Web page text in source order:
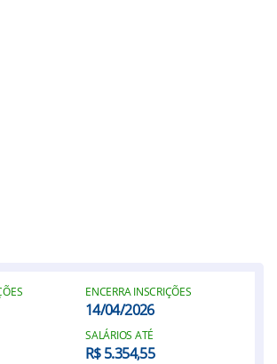
ENCERRA INSCRIÇÕES
14/04/2026
SALÁRIOS ATÉ
R$ 5.354,55